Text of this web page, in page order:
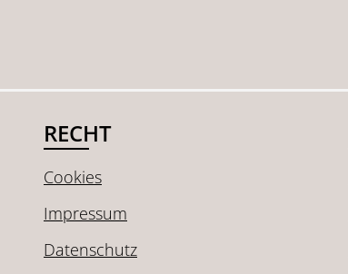
RECHT
Cookies
Impressum
Datenschutz